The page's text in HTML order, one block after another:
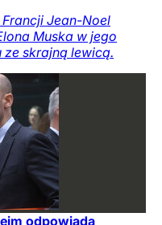
Jean-Noel
Muska w jego
skrajną lewicą.
odpowiada